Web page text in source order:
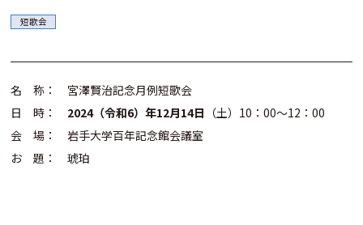
短歌会
名 称： 宮澤賢治記念月例短歌会
日 時： 2024（令和6）年12月14日 （土）10：00～12：00
会 場： 岩手大学百年記念館会議室
お 題： 琥珀